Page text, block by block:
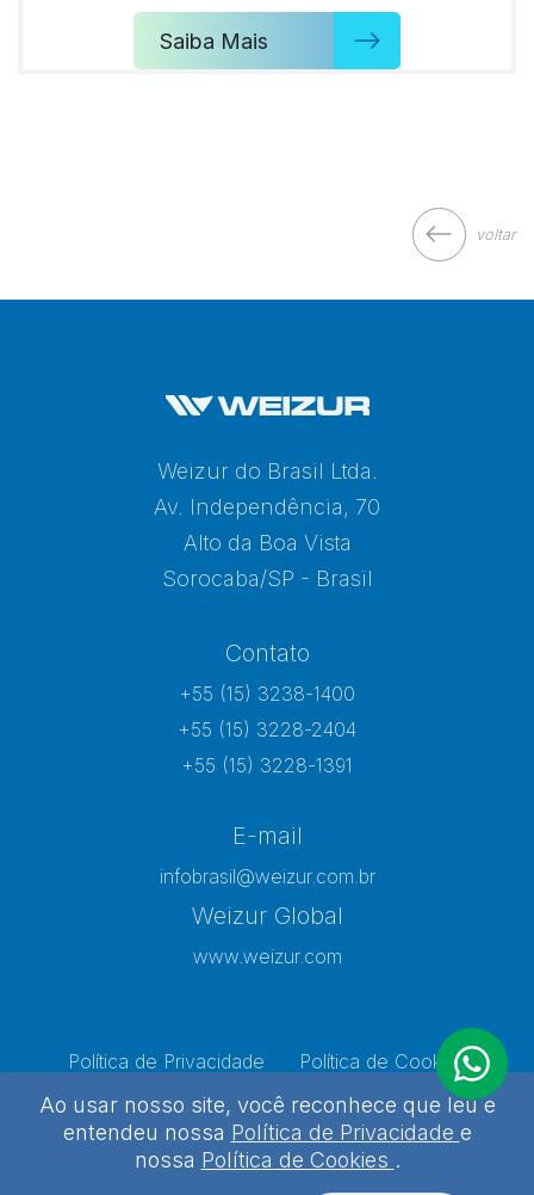
Saiba Mais
voltar
Weizur do Brasil Ltda.
Av. Independência, 70
Alto da Boa Vista
Sorocaba/SP - Brasil
Contato
+55 (15) 3238-1400
+55 (15) 3228-2404
+55 (15) 3228-1391
E-mail
infobrasil@weizur.com.br
Weizur Global
www.weizur.com
Política de Privacidade
Política de Cookies
Preferências de Cookies
Weizur 2026 - Todos os direitos reservados
Ao usar nosso site, você reconhece que leu e
entendeu nossa Política de Privacidade e
nossa Política de Cookies .